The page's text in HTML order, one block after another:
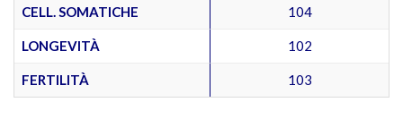
CELL. SOMATICHE 104
LONGEVITÀ 102
FERTILITÀ 103